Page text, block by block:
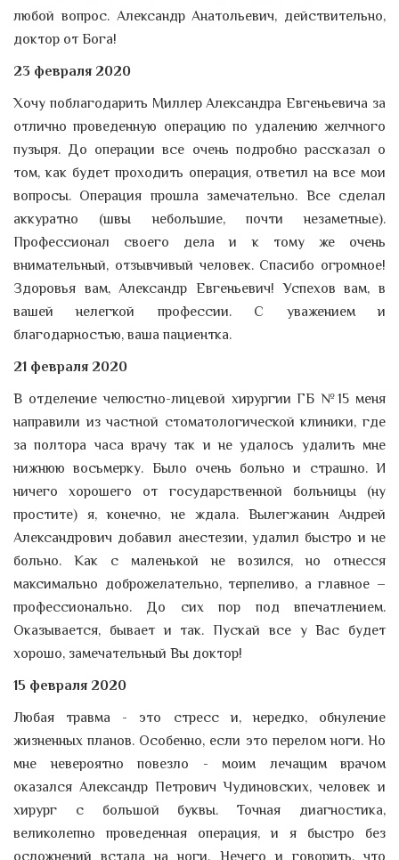
любой вопрос. Александр Анатольевич, действительно,
доктор от Бога!
23 февраля 2020
Хочу поблагодарить Миллер Александра Евгеньевича за
отлично проведенную операцию по удалению желчного
пузыря. До операции все очень подробно рассказал о
том, как будет проходить операция, ответил на все мои
вопросы. Операция прошла замечательно. Все сделал
аккуратно (швы небольшие, почти незаметные).
Профессионал своего дела и к тому же очень
внимательный, отзывчивый человек. Спасибо огромное!
Здоровья вам, Александр Евгеньевич! Успехов вам, в
вашей нелегкой профессии. С уважением и
благодарностью, ваша пациентка.
21 февраля 2020
В отделение челюстно-лицевой хирургии ГБ №15 меня
направили из частной стоматологической клиники, где
за полтора часа врачу так и не удалось удалить мне
нижнюю восьмерку. Было очень больно и страшно. И
ничего хорошего от государственной больницы (ну
простите) я, конечно, не ждала. Вылегжанин Андрей
Александрович добавил анестезии, удалил быстро и не
больно. Как с маленькой не возился, но отнесся
максимально доброжелательно, терпеливо, а главное –
профессионально. До сих пор под впечатлением.
Оказывается, бывает и так. Пускай все у Вас будет
хорошо, замечательный Вы доктор!
15 февраля 2020
Любая травма - это стресс и, нередко, обнуление
жизненных планов. Особенно, если это перелом ноги. Но
мне невероятно повезло - моим лечащим врачом
оказался Александр Петрович Чудиновских, человек и
хирург с большой буквы. Точная диагностика,
великолепно проведенная операция, и я быстро без